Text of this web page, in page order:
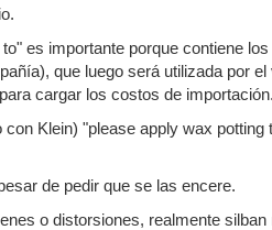
es importante porque contiene
que luego será utilizada por
cargar los costos de importación.
Klein) "please apply wax
de pedir que se las encere.
o distorsiones, realmente silban